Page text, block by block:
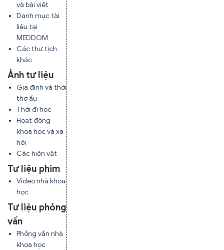
và bài viết
Danh mục tài
liệu tại
MEDDOM
Các thư tịch
khác
Ảnh tư liệu
Gia đình và thời
thơ ấu
Thời đi học
Hoạt động
khoa học và xã
hội
Các hiện vật
Tư liệu phim
Video nhà khoa
học
Tư liệu phỏng
vấn
Phỏng vấn nhà
khoa học